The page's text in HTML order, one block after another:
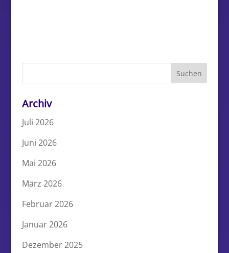
Archiv
Juli 2026
Juni 2026
Mai 2026
März 2026
Februar 2026
Januar 2026
Dezember 2025